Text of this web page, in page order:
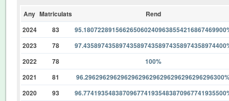
Any Matriculats
Rend
2024
83
2023
78
2022
78
100%
2021
81
2020
93